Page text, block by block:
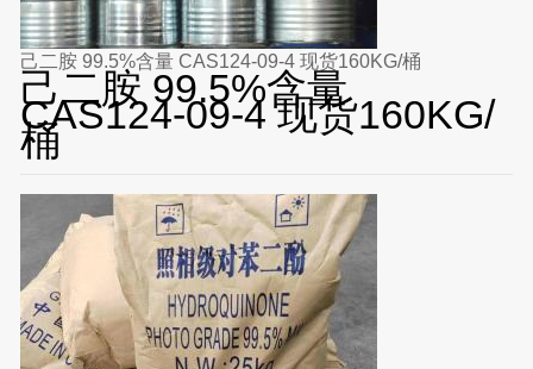
己二胺 99.5%含量 CAS124-09-4 现货160KG/桶
己二胺 99.5%含量
CAS124-09-4 现货160KG/
桶